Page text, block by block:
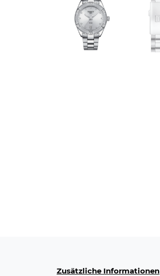
Zusätzliche Informationen